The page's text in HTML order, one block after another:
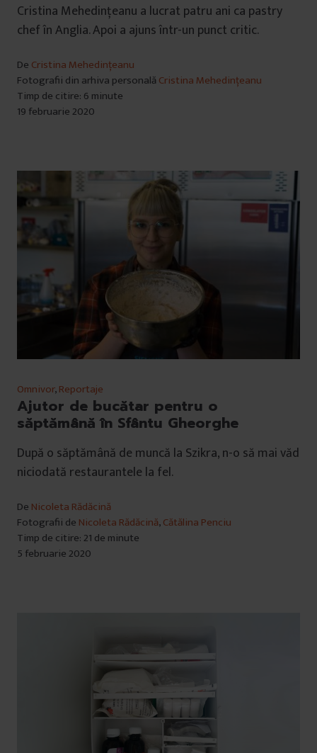
Cristina Mehedințeanu a lucrat patru ani ca pastry
chef în Anglia. Apoi a ajuns într-un punct critic.
De Cristina Mehedințeanu
Fotografii din arhiva personală Cristina Mehedințeanu
Timp de citire: 6 minute
19 februarie 2020
Omnivor,Reportaje
Ajutor de bucătar pentru o
săptămână în Sfântu Gheorghe
După o săptămână de muncă la Szikra, n-o să mai văd
niciodată restaurantele la fel.
De Nicoleta Rădăcină
Fotografii de Nicoleta Rădăcină,Cătălina Penciu
Timp de citire: 21 de minute
5 februarie 2020